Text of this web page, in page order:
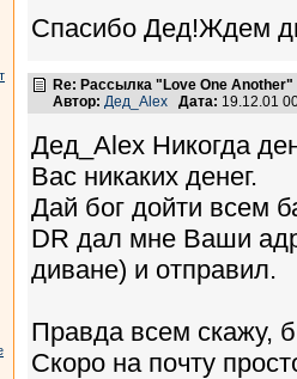
Спасибо Дед!Ждем
Re: Рассылка "Love One Another"
Автор: Дед_Alex Дата: 19.12.01
Дед_Alex Никогда
Вас никаких денег.
Дай бог дойти всем
DR дал мне Ваши
диване) и отправил.
Правда всем скажу,
Скоро на почту